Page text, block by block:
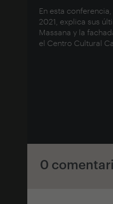
En esta
2021, explica sus
Massana y la
el Centro Cultural
0